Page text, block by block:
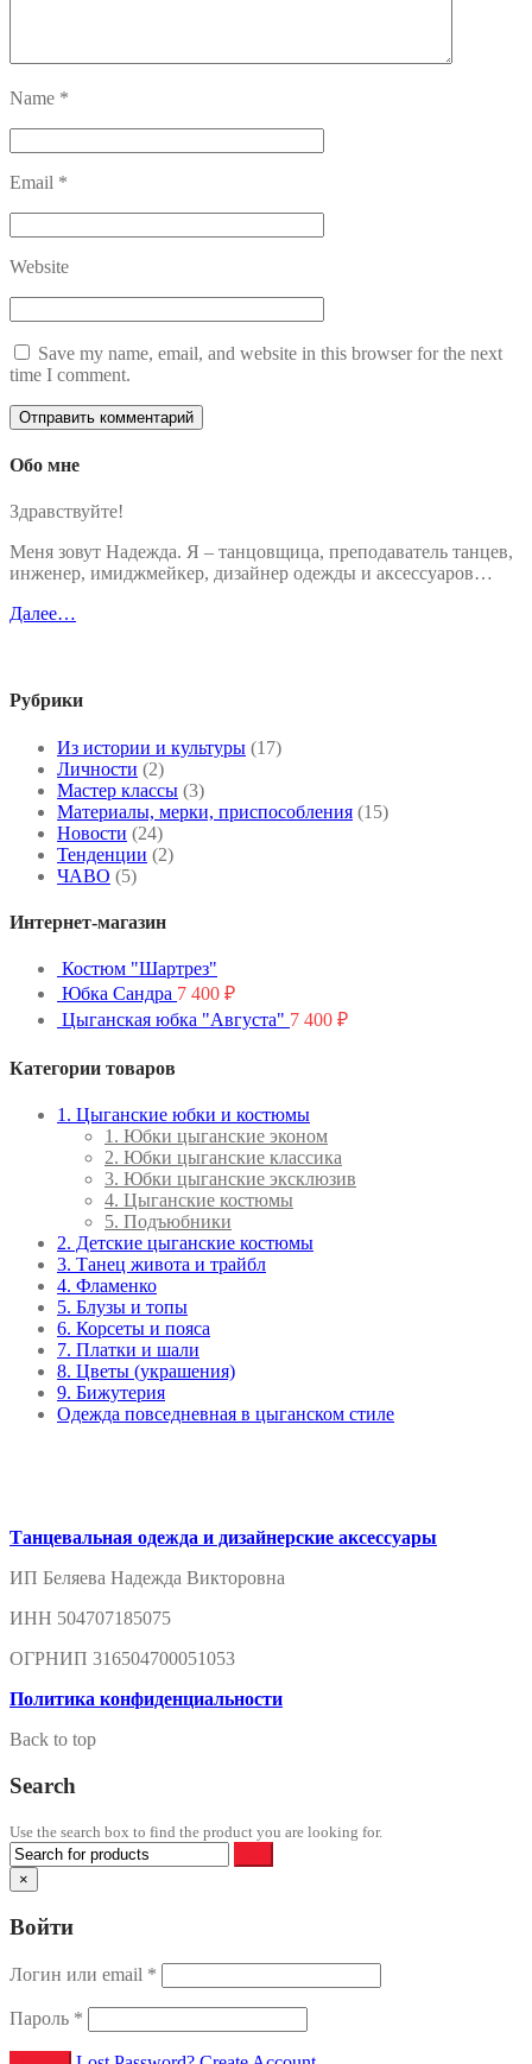
Name *
Email *
Website
Save my name, email, and website in this browser for the next
time I comment.
Обо мне
Здравствуйте!
Меня зовут Надежда. Я – танцовщица, преподаватель танцев,
инженер, имиджмейкер, дизайнер одежды и аксессуаров…
Далее…
Рубрики
Из истории и культуры (17)
Личности (2)
Мастер классы (3)
Материалы, мерки, приспособления (15)
Новости (24)
Тенденции (2)
ЧАВО (5)
Интернет-магазин
Костюм "Шартрез"
Юбка Сандра 7 400 ₽
Цыганская юбка "Августа" 7 400 ₽
Категории товаров
1. Цыганские юбки и костюмы
1. Юбки цыганские эконом
2. Юбки цыганские классика
3. Юбки цыганские эксклюзив
4. Цыганские костюмы
5. Подъюбники
2. Детские цыганские костюмы
3. Танец живота и трайбл
4. Фламенко
5. Блузы и топы
6. Корсеты и пояса
7. Платки и шали
8. Цветы (украшения)
9. Бижутерия
Одежда повседневная в цыганском стиле
Танцевальная одежда и дизайнерские аксессуары
ИП Беляева Надежда Викторовна
ИНН 504707185075
ОГРНИП 316504700051053
Политика конфиденциальности
Back to top
Search
Use the search box to find the product you are looking for.
×
Войти
Логин или email *
Пароль *